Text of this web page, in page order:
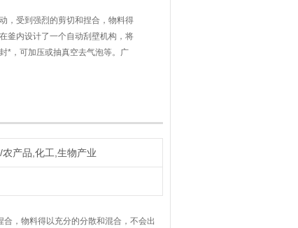
，受到强烈的剪切和捏合，物料得
釜内设计了一个自动刮壁机构，将
*，可加压或抽真空去气泡等。广
农产品,化工,生物产业
，物料得以充分的分散和混合，不会出